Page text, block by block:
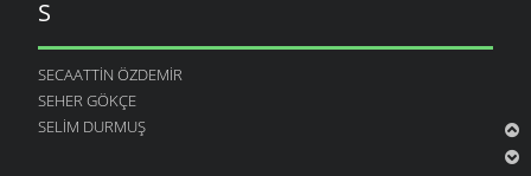
S
SECAATTIN ÖZDEMIR
SEHER GÖKÇE
SELIM DURMUŞ